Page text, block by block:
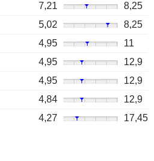
7,21
8,25
5,02
8,25
4,95
11
4,95
12,9
4,95
12,9
4,84
12,9
4,27 17,45